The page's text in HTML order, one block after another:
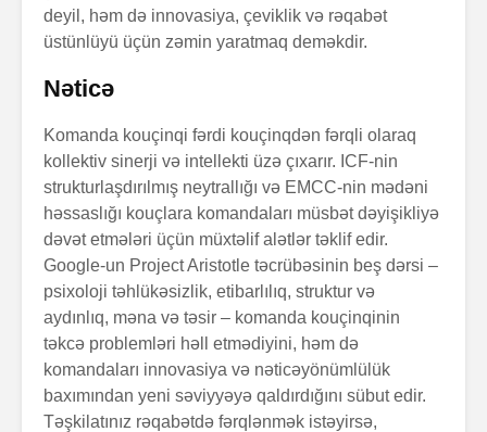
deyil, həm də innovasiya, çeviklik və rəqabət
üstünlüyü üçün zəmin yaratmaq deməkdir.
Nəticə
Komanda kouçinqi fərdi kouçinqdən fərqli olaraq
kollektiv sinerji və intellekti üzə çıxarır. ICF-nin
strukturlaşdırılmış neytrallığı və EMCC-nin mədəni
həssaslığı kouçlara komandaları müsbət dəyişikliyə
dəvət etmələri üçün müxtəlif alətlər təklif edir.
Google-un Project Aristotle təcrübəsinin beş dərsi –
psixoloji təhlükəsizlik, etibarlılıq, struktur və
aydınlıq, məna və təsir – komanda kouçinqinin
təkcə problemləri həll etmədiyini, həm də
komandaları innovasiya və nəticəyönümlülük
baxımından yeni səviyyəyə qaldırdığını sübut edir.
Təşkilatınız rəqabətdə fərqlənmək istəyirsə,